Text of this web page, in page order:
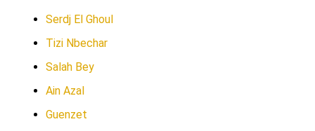
Serdj El Ghoul
Tizi Nbechar
Salah Bey
Ain Azal
Guenzet